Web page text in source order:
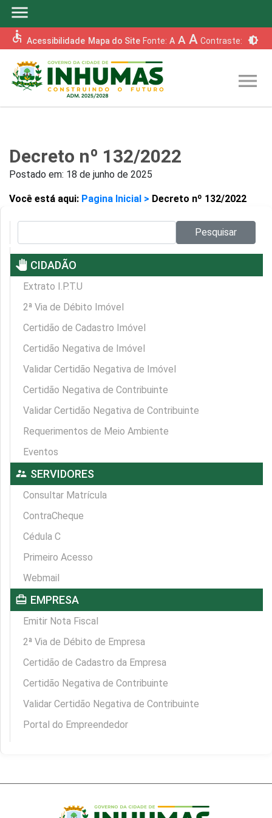
menu
accessible Acessibilidade Mapa do Site Fonte: A A A Contraste: brightness_6
menu
Decreto nº 132/2022
Postado em: 18 de junho de 2025
Você está aqui: Pagina Inicial > Decreto nº 132/2022
Pesquisar
pan_tool CIDADÃO
Extrato I.P.T.U
2ª Via de Débito Imóvel
Certidão de Cadastro Imóvel
Certidão Negativa de Imóvel
Validar Certidão Negativa de Imóvel
Certidão Negativa de Contribuinte
Validar Certidão Negativa de Contribuinte
Requerimentos de Meio Ambiente
Eventos
supervisor_account SERVIDORES
Consultar Matrícula
ContraCheque
Cédula C
Primeiro Acesso
Webmail
card_travel EMPRESA
Emitir Nota Fiscal
2ª Via de Débito de Empresa
Certidão de Cadastro da Empresa
Certidão Negativa de Contribuinte
Validar Certidão Negativa de Contribuinte
Portal do Empreendedor